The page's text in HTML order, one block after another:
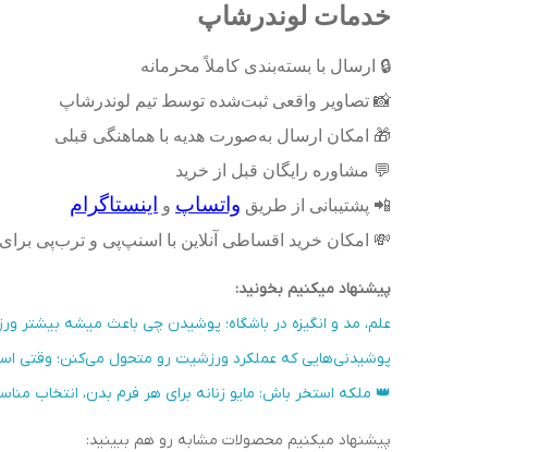
خدمات لوندرشاپ
🔒 ارسال با بسته‌بندی کاملاً محرمانه
📸 تصاویر واقعی ثبت‌شده توسط تیم لوندرشاپ
🎁 امکان ارسال به‌صورت هدیه با هماهنگی قبلی
💬 مشاوره رایگان قبل از خرید
📲 پشتیبانی از طریق واتساپ و اینستاگرام
💸 امکان خرید اقساطی آنلاین با اسنپ‌پی و ترب‌پی
پیشنهاد میکنیم بخونید:
علم، مد و انگیزه در باشگاه؛ پوشیدن چی باعث میشه بیشتر
پوشیدنی‌هایی که عملکرد ورزشیت رو متحول می‌کنن؛ وقتی
👑 ملکه استخر باش: مایو زنانه برای هر فرم بدن، انتخاب
پیشنهاد میکنیم محصولات مشابه رو هم ببینید: